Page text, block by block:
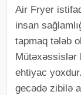
Air Fryer
insan
tapmaq tələb
Mütəxəssislər
ehtiyac
gecədə zibilə